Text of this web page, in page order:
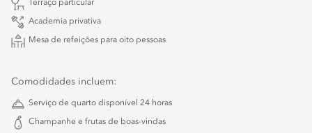
Terraço particular
Academia privativa
Mesa de refeições para oito pessoas
Comodidades incluem:
Serviço de quarto disponível 24 horas
Champanhe e frutas de boas-vindas